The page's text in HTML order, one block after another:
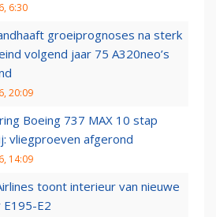
6:30
groeiprognoses na sterk
volgend jaar 75 A320neo’s
20:09
Boeing 737 MAX 10 stap
vliegproeven afgerond
14:09
toont interieur van nieuwe
E195-E2